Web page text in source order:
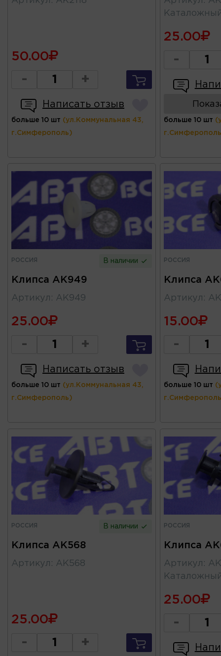
50.00
- +
Написать отзыв
больше 10 шт (ул.Коммунальная 43,
г.Симферополь)
25.00
-
больше 10 шт
РОССИЯ В наличии
Клипса AK949
Артикул : AK949
25.00
- +
Написать отзыв
больше 10 шт (ул.Коммунальная 43,
г.Симферополь)
РОССИЯ
Клипса
Артикул :
15.00
-
больше 10 шт
РОССИЯ В наличии
Клипса AK568
Артикул : AK568
25.00
- +
РОССИЯ
Клипса
Артикул :
25.00
-